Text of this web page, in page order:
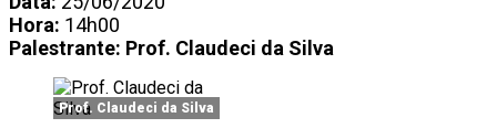
Hora: 14h00
Palestrante: Prof. Claudeci da Silva
Prof. Claudeci da Silva